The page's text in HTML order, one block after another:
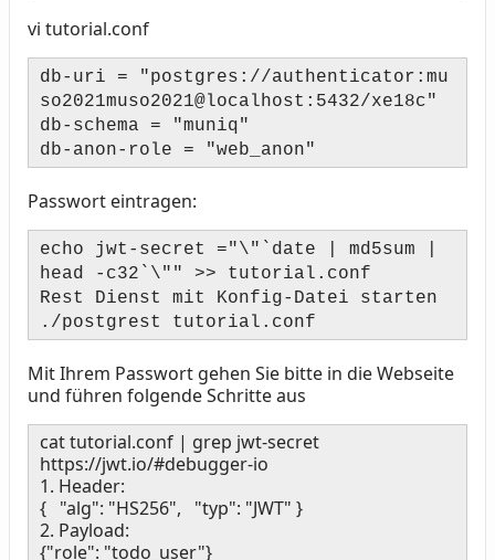
vi tutorial.conf
db-uri = "postgres://authenticator:mu
so2021muso2021@localhost:5432/xe18c"
db-schema = "muniq"
db-anon-role = "web_anon"
Passwort eintragen:
echo jwt-secret ="\"`date | md5sum |
head -c32`\"" >> tutorial.conf
Rest Dienst mit Konfig-Datei starten
./postgrest tutorial.conf
Mit Ihrem Passwort gehen Sie bitte in die Webseite
und führen folgende Schritte aus
cat tutorial.conf | grep jwt-secret
https://jwt.io/#debugger-io
1. Header:
{ "alg": "HS256", "typ": "JWT" }
2. Payload:
{"role": "todo_user"}